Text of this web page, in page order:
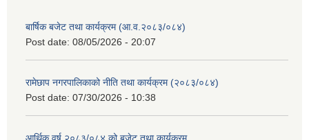
बार्षिक बजेट तथा कार्यक्रम (आ.व.२०८३/०८४)
Post date: 08/05/2026 - 20:07
रामेछाप नगरपालिकाको नीति तथा कार्यक्रम (२०८३/०८४)
Post date: 07/30/2026 - 10:38